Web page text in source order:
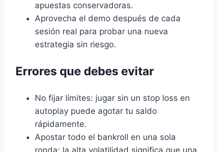
apuestas conservadoras.
Aprovecha el demo después de cada
sesión real para probar una nueva
estrategia sin riesgo.
Errores que debes evitar
No fijar límites: jugar sin un stop loss en
autoplay puede agotar tu saldo
rápidamente.
Apostar todo el bankroll en una sola